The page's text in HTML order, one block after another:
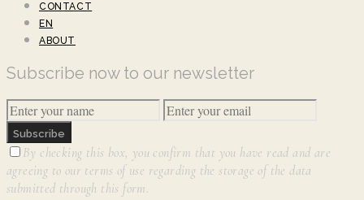
CONTACT
EN
ABOUT
Subscribe now to our newsletter
Subscribe
By checking this box, you confirm that you have read and are
agreeing to our terms of use regarding the storage of the data
submitted through this form.